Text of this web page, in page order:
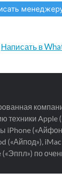
Написать в
техники Apple
iPhone
(«Айпод»),
по